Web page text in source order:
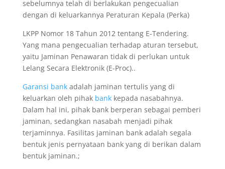
sebelumnya telah di berlakukan pengecualian
dengan di keluarkannya Peraturan Kepala (Perka)
LKPP Nomor 18 Tahun 2012 tentang E-Tendering.
Yang mana pengecualian terhadap aturan tersebut,
yaitu Jaminan Penawaran tidak di perlukan untuk
Lelang Secara Elektronik (E-Proc)..
Garansi bankadalah jaminan tertulis yang di
keluarkan oleh pihak bankkepada nasabahnya.
Dalam hal ini, pihak bank berperan sebagai pemberi
jaminan, sedangkan nasabah menjadi pihak
terjaminnya. Fasilitas jaminan bank adalah segala
bentuk jenis pernyataan bank yang di berikan dalam
bentuk jaminan.;